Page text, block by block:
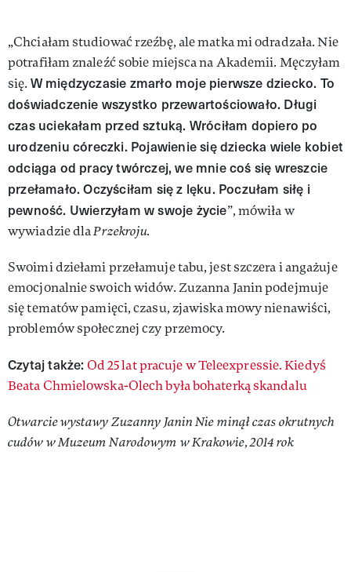
„Chciałam studiować rzeźbę, ale matka mi odradzała. Nie
potrafiłam znaleźć sobie miejsca na Akademii. Męczyłam
się. W międzyczasie zmarło moje pierwsze dziecko. To
doświadczenie wszystko przewartościowało. Długi
czas uciekałam przed sztuką. Wróciłam dopiero po
urodzeniu córeczki. Pojawienie się dziecka wiele kobiet
odciąga od pracy twórczej, we mnie coś się wreszcie
przełamało. Oczyściłam się z lęku. Poczułam siłę i
pewność. Uwierzyłam w swoje życie”, mówiła w
wywiadzie dlaPrzekroju.
Swoimi dziełami przełamuje tabu, jest szczera i angażuje
emocjonalnie swoich widów. Zuzanna Janin podejmuje
się tematów pamięci, czasu, zjawiska mowy nienawiści,
problemów społecznej czy przemocy.
Czytaj także: Od 25 lat pracuje w Teleexpressie. Kiedyś
Beata Chmielowska-Olech była bohaterką skandalu
Otwarcie wystawy Zuzanny Janin Nie minął czas okrutnych
cudów w Muzeum Narodowym w Krakowie, 2014 rok